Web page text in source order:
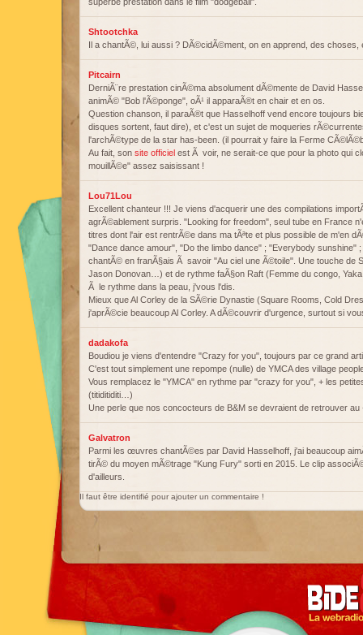
Shtootchka
Il a chantÃ©, lui aussi ? DÃ©cidÃ©ment, on en apprend, des choses,
Pitcairn
DerniÃ¨re prestation cinÃ©ma absolument dÃ©mente de David
animÃ© "Bob l'Ã©ponge", oÃ¹ il apparaÃ®t en chair et en os.
Question chanson, il paraÃ®t que Hasselhoff vend encore toujours
disques sortent, faut dire), et c'est un sujet de moqueries
l'archÃ©type de la star has-been. (il pourrait y faire la Ferme
Au fait, son site officiel est Ã voir, ne serait-ce que pour la photo qui
mouillÃ©e" assez saisissant !
Lou71Lou
Excellent chanteur !!! Je viens d'acquerir une des compilations
agrÃ©ablement surpris. "Looking for freedom", seul tube en France
titres dont l'air est rentrÃ©e dans ma tÃªte et plus possible de m'en
"Dance dance amour", "Do the limbo dance" ; "Everybody sunshine" ;
chantÃ© en franÃ§ais Ã savoir "Au ciel une Ã©toile". Une touche de
Jason Donovan…) et de rythme faÃ§on Raft (Femme du congo,
Ã le rythme dans la peau, j'vous l'dis.
Mieux que Al Corley de la SÃ©rie Dynastie (Square Rooms, Cold
j'aprÃ©cie beaucoup Al Corley. A dÃ©couvrir d'urgence, surtout si
dadakofa
Boudiou je viens d'entendre "Crazy for you", toujours par ce grand
C'est tout simplement une repompe (nulle) de YMCA des village
Vous remplacez le "YMCA" en rythme par "crazy for you", + les
(titiditiditi…)
Une perle que nos concocteurs de B&M se devraient de retrouver
Galvatron
Parmi les œuvres chantÃ©es par David Hasselhoff, j'ai beaucoup
tirÃ© du moyen mÃ©trage "Kung Fury" sorti en 2015. Le clip
d'ailleurs.
Il faut être identifié pour ajouter un commentaire !